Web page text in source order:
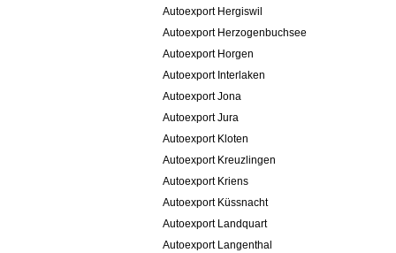
Autoexport Hergiswil
Autoexport Herzogenbuchsee
Autoexport Horgen
Autoexport Interlaken
Autoexport Jona
Autoexport Jura
Autoexport Kloten
Autoexport Kreuzlingen
Autoexport Kriens
Autoexport Küssnacht
Autoexport Landquart
Autoexport Langenthal